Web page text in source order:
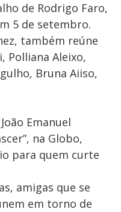
de Rodrigo Faro,
5 de setembro.
também reúne
Polliana Aleixo,
Bruna Aiiso,
Emanuel
na Globo,
para quem curte
amigas que se
em torno de